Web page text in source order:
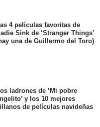
4 películas favoritas de
Sink de ‘Stranger Things’
una de Guillermo del Toro)
ladrones de ‘Mi pobre
y los 10 mejores
de películas navideñas